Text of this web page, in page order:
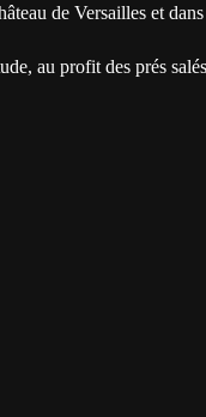
de Versailles et
au profit des prés